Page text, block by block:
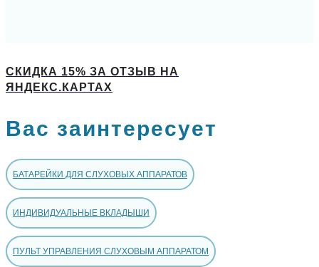
СКИДКА 15% ЗА ОТЗЫВ НА
ЯНДЕКС.КАРТАХ
Вас заинтересует
БАТАРЕЙКИ ДЛЯ СЛУХОВЫХ АППАРАТОВ
ИНДИВИДУАЛЬНЫЕ ВКЛАДЫШИ
ПУЛЬТ УПРАВЛЕНИЯ СЛУХОВЫМ АППАРАТОМ